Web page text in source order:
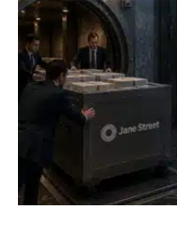
Jane Street négocie le